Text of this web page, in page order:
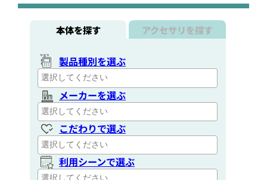
本体を探す アクセサリを探す
製品種別を選ぶ
メーカーを選ぶ
こだわりで選ぶ
利用シーンで選ぶ